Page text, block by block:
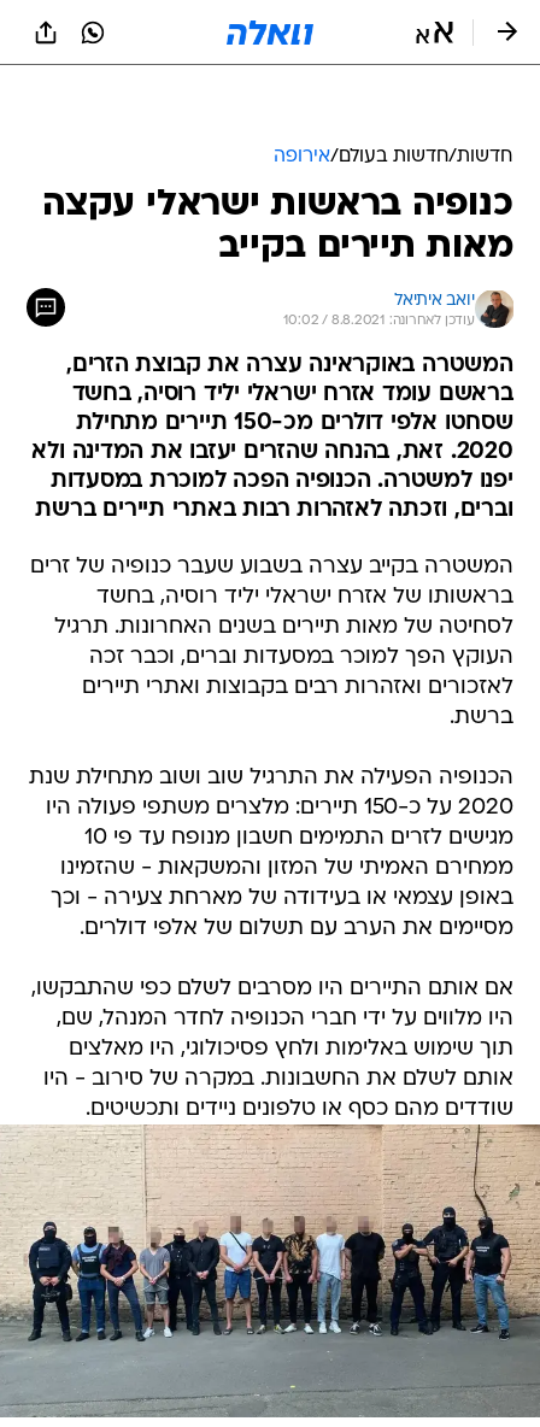
חדשות/חדשות בעולם/אירופה
כנופיה בראשות ישראלי עקצה
מאות תיירים בקייב
יואב איתיאל
עודכן לאחרונה: 8.8.2021 / 10:02
המשטרה באוקראינה עצרה את קבוצת הזרים,
בראשם עומד אזרח ישראלי יליד רוסיה, בחשד
שסחטו אלפי דולרים מכ-150 תיירים מתחילת
2020. זאת, בהנחה שהזרים יעזבו את המדינה ולא
יפנו למשטרה. הכנופיה הפכה למוכרת במסעדות
וברים, וזכתה לאזהרות רבות באתרי תיירים ברשת
המשטרה בקייב עצרה בשבוע שעבר כנופיה של זרים
בראשותו של אזרח ישראלי יליד רוסיה, בחשד
לסחיטה של מאות תיירים בשנים האחרונות. תרגיל
העוקץ הפך למוכר במסעדות וברים, וכבר זכה
לאזכורים ואזהרות רבים בקבוצות ואתרי תיירים
ברשת.
הכנופיה הפעילה את התרגיל שוב ושוב מתחילת שנת
2020 על כ-150 תיירים: מלצרים משתפי פעולה היו
מגישים לזרים התמימים חשבון מנופח עד פי 10
ממחירם האמיתי של המזון והמשקאות - שהזמינו
באופן עצמאי או בעידודה של מארחת צעירה - וכך
מסיימים את הערב עם תשלום של אלפי דולרים.
אם אותם התיירים היו מסרבים לשלם כפי שהתבקשו,
היו מלווים על ידי חברי הכנופיה לחדר המנהל, שם,
תוך שימוש באלימות ולחץ פסיכולוגי, היו מאלצים
אותם לשלם את החשבונות. במקרה של סירוב - היו
שודדים מהם כסף או טלפונים ניידים ותכשיטים.